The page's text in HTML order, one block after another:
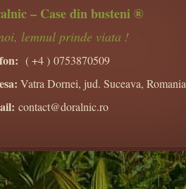
– Case din busteni ®
lemnul prinde viata !
( +4 ) 0753870509
Vatra Dornei, jud. Suceava, Romania
contact@doralnic.ro